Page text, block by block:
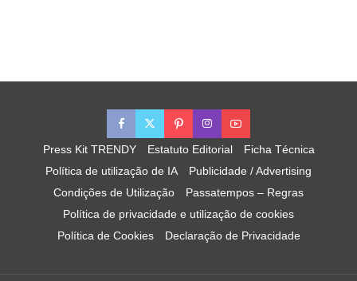
Press Kit TRENDY Estatuto Editorial
Ficha Técnica
Política de utilização de IA
Publicidade / Advertising
Condições de Utilização
Passatempos – Regras
Política de privacidade e utilização de cookies
Política de Cookies
Declaração de Privacidade